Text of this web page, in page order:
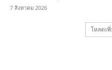
7 สิงหาคม 2026
โหลดเ